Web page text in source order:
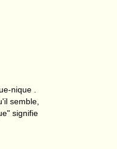
nique .
semble,
signifie